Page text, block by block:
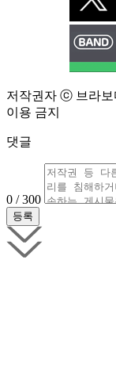
저작권자 ⓒ 브라보
이용 금지
댓글
0 / 300